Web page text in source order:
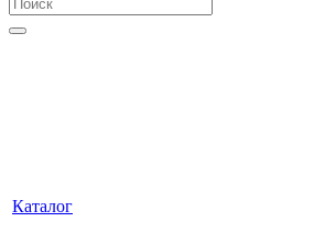
Каталог